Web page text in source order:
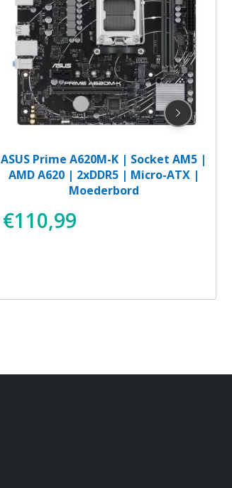
ASUS Prime A620M-K | Socket AM5 |
AMD A620 | 2xDDR5 | Micro-ATX |
Moederbord
€110,99